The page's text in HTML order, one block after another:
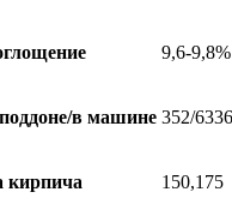
9,6-9,8%
в машине 352/6336
кирпича 150,175